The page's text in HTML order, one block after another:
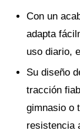
Con un
adapta
uso diario,
Su diseño
tracción
gimnasio o
resistencia